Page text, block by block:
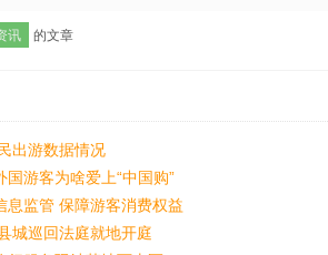
讯 的文章
出游数据情况
游客为啥爱上“中国购”
息监管 保障游客消费权益
城巡回法庭就地开庭